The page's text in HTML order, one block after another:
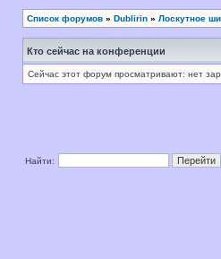
Список форумов » Dublirin » Лоскутное
Кто сейчас на конференции
Сейчас этот форум просматривают: нет
Найти: